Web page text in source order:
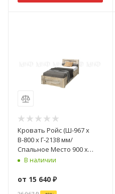
Кровать Ройс (Ш-967 x
В-800 x Г-2138 мм/
Спальное Место 900 x
2000 мм) Дуб Юкон/Бетон
В наличии
от 15 640 ₽